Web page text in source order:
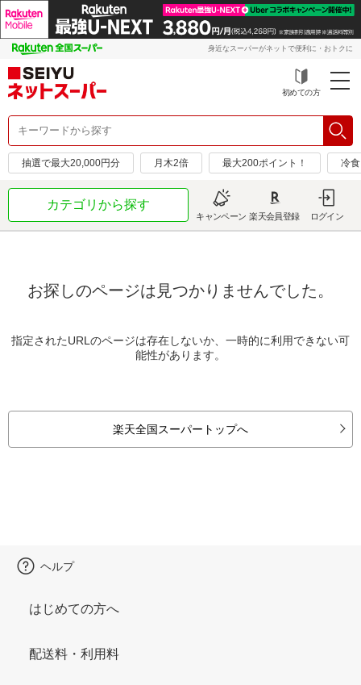
身近なスーパーがネットで便利に・おトクに
初めての方
抽選で最大20,000円分 月木2倍 最大200ポイント！ 冷
カテゴリから探す
キャンペーン 楽天会員登録 ログイン
お探しのページは見つかりませんでした。
指定されたURLのページは存在しないか、一時的に利用できない可
能性があります。
楽天全国スーパートップへ
ヘルプ
はじめての方へ
配送料・利用料